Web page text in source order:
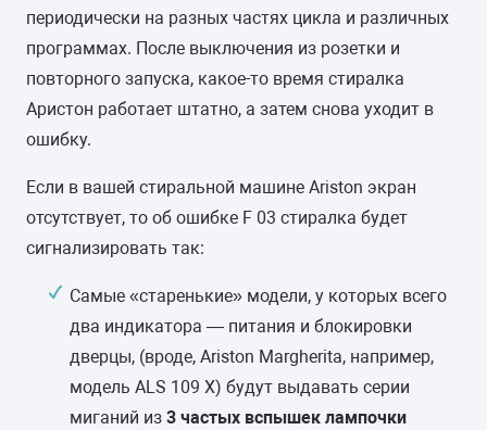
периодически на разных частях цикла и различных
программах. После выключения из розетки и
повторного запуска, какое-то время стиралка
Аристон работает штатно, а затем снова уходит в
ошибку.
Если в вашей стиральной машине Ariston экран
отсутствует, то об ошибке F 03 стиралка будет
сигнализировать так:
Самые «старенькие» модели, у которых всего
два индикатора — питания и блокировки
дверцы, (вроде, Ariston Margherita, например,
модель ALS 109 X) будут выдавать серии
миганий из 3 частых вспышек лампочки